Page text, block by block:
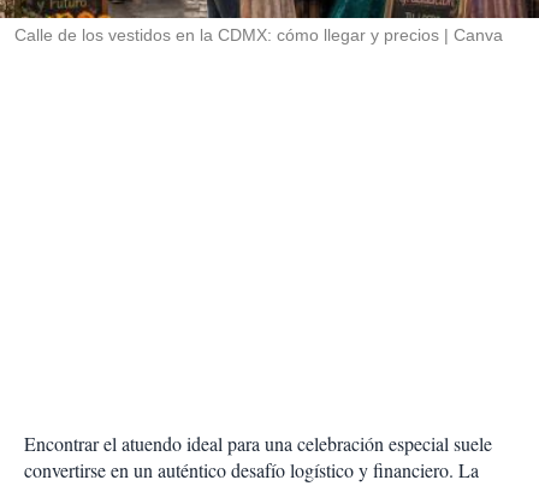
r
Calle de los vestidos en la CDMX: cómo llegar y precios Canva
Encontrar el atuendo ideal para una celebración especial suele
convertirse en un auténtico desafío logístico y financiero. La